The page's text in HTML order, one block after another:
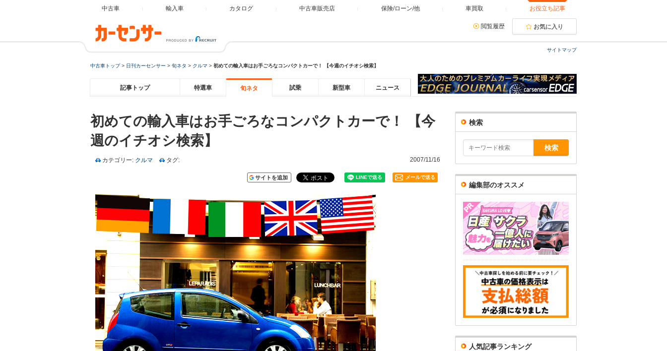
中古車 輸入車 カタログ 中古車販売店 保険/ローン/他 車買取 お役立ち記事
閲覧履歴 お気に入り
サイトマップ
中古車トップ> 日刊カーセンサー > 旬ネタ > クルマ > 初めての輸入車はお手ごろなコンパクトカーで！ 【今週のイチオシ検索】
記事トップ 特選車 旬ネタ 試乗 新型車 ニュース
初めての輸入車はお手ごろなコンパクトカーで！ 【今
週のイチオシ検索】
カテゴリー: クルマ タグ: 2007/11/16
サイトを追加 メールで送る
検索
編集部のオススメ
人気記事ランキング